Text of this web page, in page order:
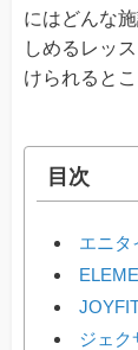
にはどんな
しめるレッ
けられると
目次
エニタ
ジェク